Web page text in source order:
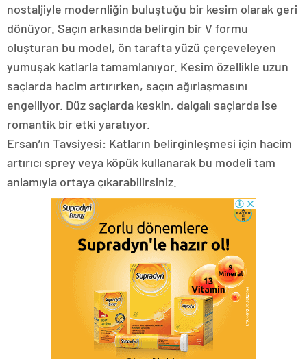
nostaljiyle modernliğin buluştuğu bir kesim olarak geri
dönüyor. Saçın arkasında belirgin bir V formu
oluşturan bu model, ön tarafta yüzü çerçeveleyen
yumuşak katlarla tamamlanıyor. Kesim özellikle uzun
saçlarda hacim artırırken, saçın ağırlaşmasını
engelliyor. Düz saçlarda keskin, dalgalı saçlarda ise
romantik bir etki yaratıyor.
Ersan’ın Tavsiyesi: Katların belirginleşmesi için hacim
artırıcı sprey veya köpük kullanarak bu modeli tam
anlamıyla ortaya çıkarabilirsiniz.